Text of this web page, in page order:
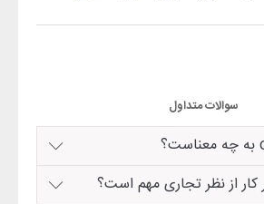
سوالات متداول
کار از نظر تجاری مهم است؟